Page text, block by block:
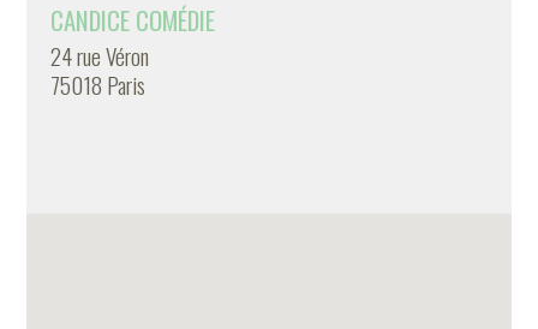
CANDICE COMÉDIE
24 rue Véron
75018 Paris